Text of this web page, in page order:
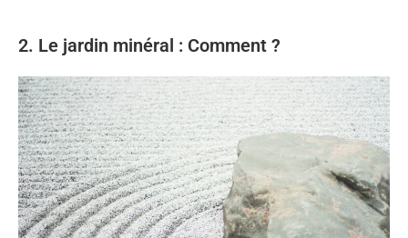
2. Le jardin minéral : Comment ?